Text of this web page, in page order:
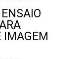
IMAGEM